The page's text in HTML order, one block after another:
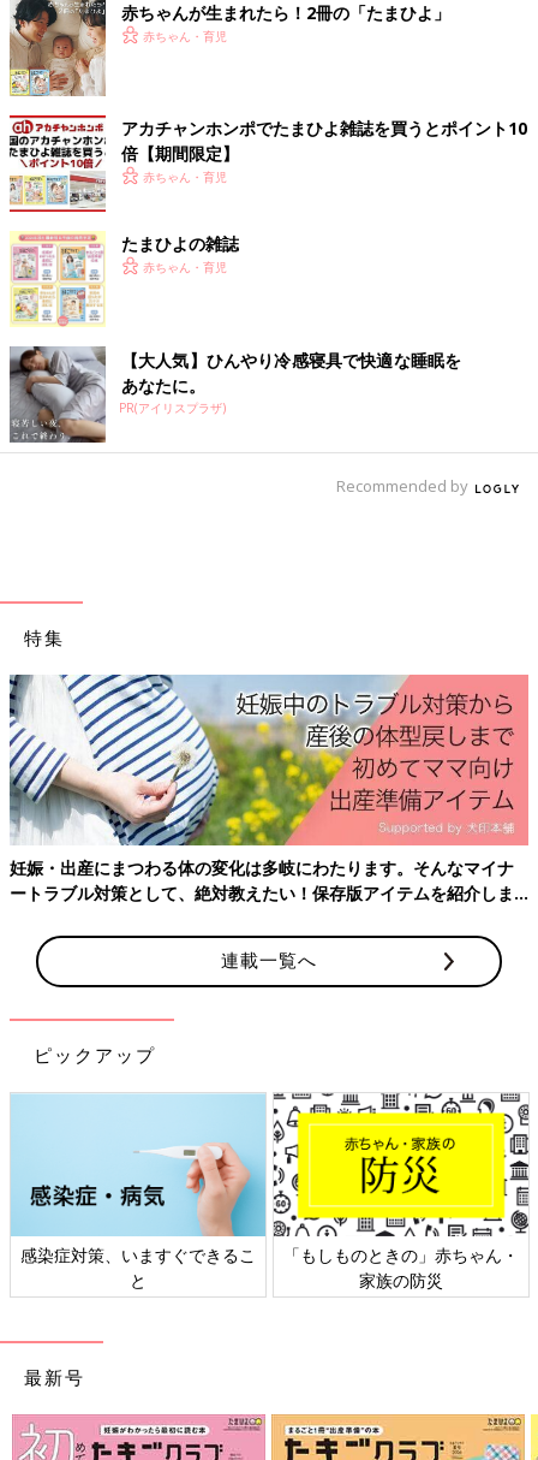
長男も次男も平等に接してるつもりでしたが、確かに次男の方が
たくさん褒めてたかも、とハッとしました！
もちろん長男より次男の方が可愛いというわけではありませ
言わなくてもできる長男はできた時にいちいち褒めてなかったけ
ど、次男はそこまで器用ではないので、できた時に大げさに褒め
がちでした。
そりゃ普段からやってる・できてる長男からしたら、次男ばっか
り褒められてるのは納得いかないですよね！
私も学生時代、教師がマジメにやってる生徒より不良の方をかま
うのは納得いかないと思ってたな…（笑）
それに加えて、3歳まで一人っ子で私が直接いろいろ教えること
が多かった長男。
いきなり「できた！」というより徐々に上手にできるようになっ
逃してた気がします。
比べて直接いろいろ教えることが少ないです。
保育園 で教わって知らないうちにできてたことが多く、「すご
直接いろいろ教える機会が多かったけど、褒めることは少なめだ
直接いろいろ教える機会は少ないけど、褒めることは多めの次
男。
平等に接してるつもりでしたが差がありました…反省です！
褒めようと思うし、
次男にも時間を作っていろんなことを教えてあげたいです。
スルドイ指摘で気付かせてくれた長男には感謝です！
赤ちゃんが生まれたら！2冊の「たまひよ」
赤ちゃん・育児
アカチャンホンポでたまひよ雑誌を買うとポイント10
倍【期間限定】
赤ちゃん・育児
たまひよの雑誌
赤ちゃん・育児
【大人気】ひんやり冷感寝具で快適な睡眠を
あなたに。
PR(アイリスプラザ)
Recommended by
特集
妊娠・出産にまつわる体の変化は多岐にわたります。そんなマイナ
ートラブル対策として、絶対教えたい！保存版アイテムを紹介しま
連載一覧へ
ピックアップ
感染症対策、いますぐできるこ
と
「もしものときの」赤ちゃん・
家族の防災
最新号